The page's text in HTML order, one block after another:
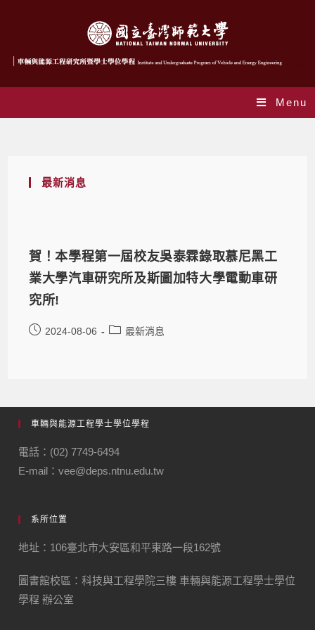
Menu
最新消息
賀！本學程第一屆校友吳泰霖錄取慕尼黑工
業大學汽車研究所及斯圖加特大學電動車研
究所!
2024-08-06 最新消息
車輛與能源工程學士學位學程
電話：(02) 7749-6494
E-mail：vee@deps.ntnu.edu.tw
系所位置
地址：106臺北市大安區和平東路一段162號
圖書館校區：科技與工程學院三樓 車輛與能源工程學士學位
學程 辦公室